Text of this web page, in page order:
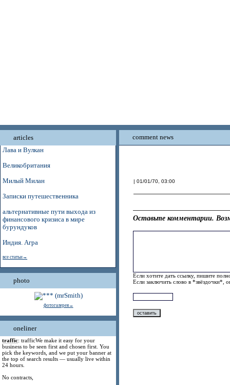
articles
Лава и Вулкан
Великобритания
Милый Милан
Записки путешественника
альтернативные пути выхода из
финансового кризиса в мире
бурундуков
Индия. Агра
все статьи→
photo
фотогалерея→
oneliner
traffic: trafficWe make it easy for your
business to be seen first and chosen first. You
pick the keywords, and we put your banner at
the top of search results — usually live within
24 hours.
No contracts,
comment news
| 01/01/70, 03:00
Оставьте комментарии.
Если хотите дать ссылку, пишите
Если заключить слово в *звёздочки*,